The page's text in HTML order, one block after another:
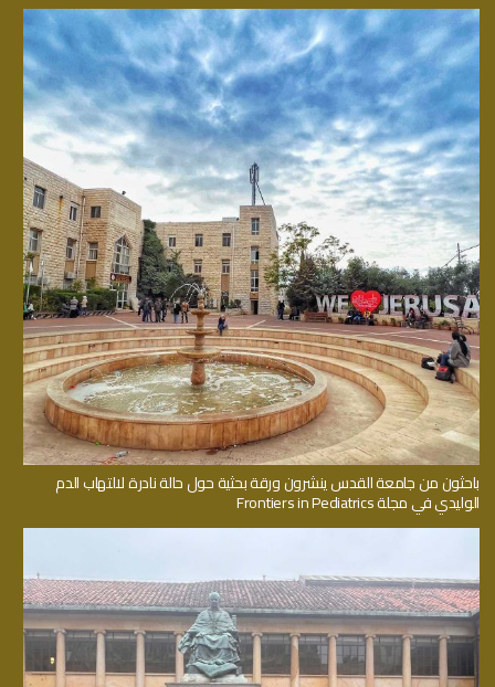
باحثون من جامعة القدس ينشرون ورقة بحثية حول حالة نادرة لالتهاب الدم
الوليدي في مجلة Frontiers in Pediatrics